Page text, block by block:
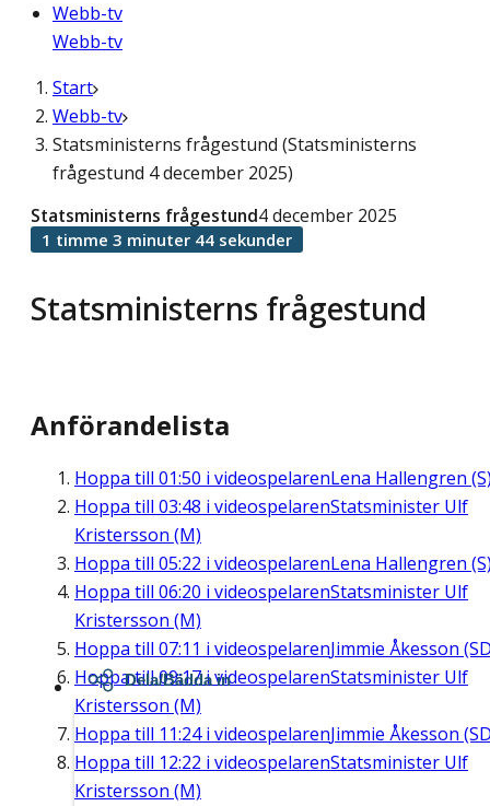
Webb-tv
Webb-tv
Start
Webb-tv
Statsministerns frågestund (Statsministerns
frågestund 4 december 2025)
Statsministerns frågestund
Statsministerns frågestund4 december 2025
1 timme 3 minuter 44 sekunder
Anförandelista
Hoppa till 01:50 i videospelarenLena Hallengren
Hoppa till 03:48 i videospelarenStatsminister Ulf
Kristersson (M)
Hoppa till 05:22 i videospelarenLena Hallengren
Hoppa till 06:20 i videospelarenStatsminister Ulf
Kristersson (M)
Hoppa till 07:11 i videospelarenJimmie Åkesson
Hoppa till09:17i videospelarenStatsminister Ulf
Kristersson (M)
Hoppa till 11:24i videospelarenJimmie Åkesson
Hoppa till 12:22 i videospelarenStatsminister Ulf
Kristersson (M)
Dela/Bädda in